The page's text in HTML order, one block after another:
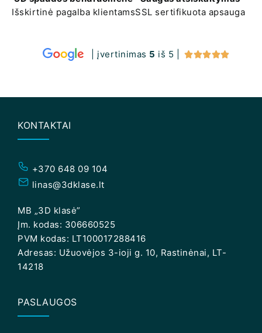
Išskirtinė pagalba klientamsSSL sertifikuota apsauga
| įvertinimas 5 iš 5 | 
KONTAKTAI
+370 648 09 104
linas@3dklase.lt
MB „3D klasė”
Įm. kodas: 306660525
PVM kodas: LT100017288416
Adresas: Užuovėjos 3-ioji g. 10, Rastinėnai, LT-
14218
PASLAUGOS